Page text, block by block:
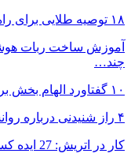
۱۸ توصیه طلایی برای راه اندازی کسب و کار موفق و پرسود
آموزش ساخت ربات
چند…
۱۰ گفتاورد الهام بخش برای موفقیت در کسب و کار و زندگی
۴ راز شنیدنی درباره روانشناسی فروش برای کمک به فروش بیشتر
کار در اتریش: 27 ایده کسب و کار عالی در کشور اتریش برای…